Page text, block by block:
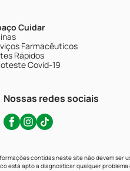
Cuidar
Farmacêuticos
Rápidos
Covid-19
Nossas redes sociais
contidas neste site não devem ser
está apto a diagnosticar qualquer